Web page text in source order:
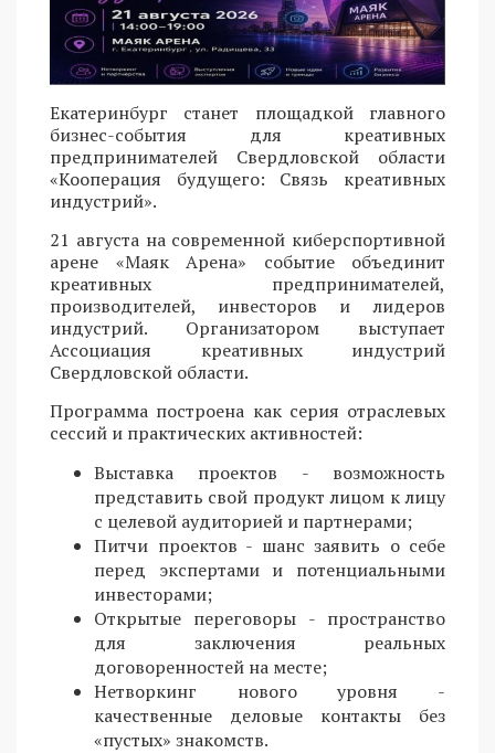
Екатеринбург станет площадкой главного
бизнес-события для креативных
предпринимателей Свердловской области
«Кооперация будущего: Связь креативных
индустрий».
21 августа на современной киберспортивной
арене «Маяк Арена» событие объединит
креативных предпринимателей,
производителей, инвесторов и лидеров
индустрий. Организатором выступает
Ассоциация креативных индустрий
Свердловской области.
Программа построена как серия отраслевых
сессий и практических активностей:
Выставка проектов - возможность
представить свой продукт лицом к лицу
с целевой аудиторией и партнерами;
Питчи проектов - шанс заявить о себе
перед экспертами и потенциальными
инвесторами;
Открытые переговоры - пространство
для заключения реальных
договоренностей на месте;
Нетворкинг нового уровня -
качественные деловые контакты без
«пустых» знакомств.